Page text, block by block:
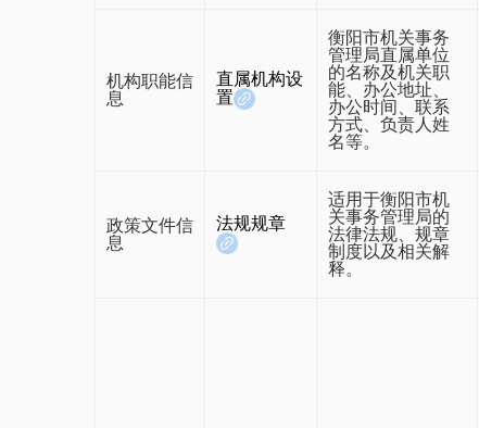
机构职能信
息
直属机构设
置
衡阳市机关事务
管理局直属单位
的名称及机关职
能、办公地址、
办公时间、联系
方式、负责人姓
名等。
政策文件信
息
法规规章
适用于衡阳市机
关事务管理局的
法律法规、规章
制度以及相关解
释。